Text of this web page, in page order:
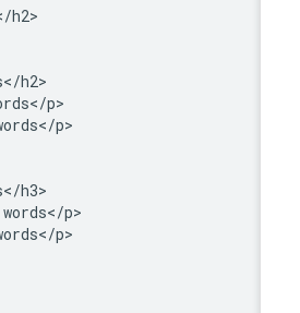
h2>
h2>
words</p>
words</p>
h3>
words</p>
words</p>